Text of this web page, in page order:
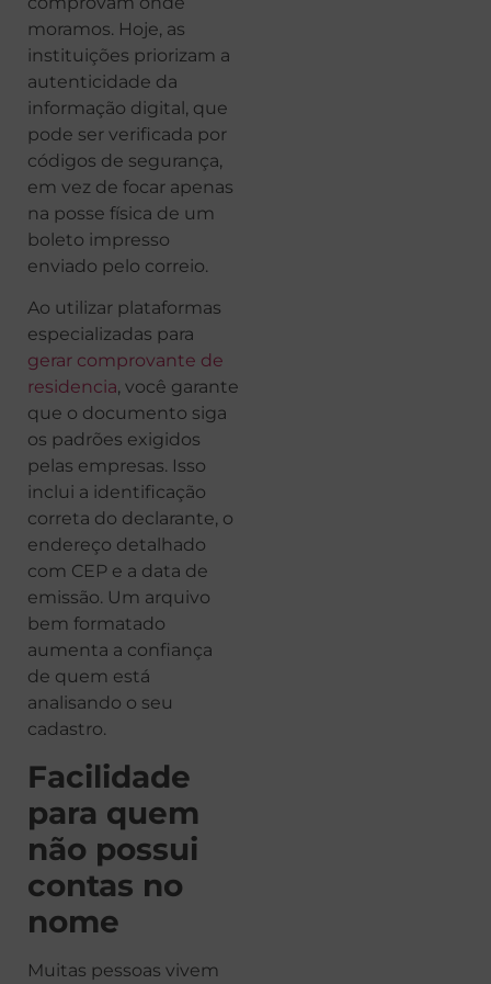
moramos. Hoje, as
instituições priorizam a
autenticidade da
informação digital, que
pode ser verificada por
códigos de segurança,
em vez de focar apenas
na posse física de um
boleto impresso
enviado pelo correio.
Ao utilizar plataformas
especializadas para
gerar comprovante de
residencia, você garante
que o documento siga
os padrões exigidos
pelas empresas. Isso
inclui a identificação
correta do declarante, o
endereço detalhado
com CEP e a data de
emissão. Um arquivo
bem formatado
aumenta a confiança
de quem está
analisando o seu
cadastro.
Facilidade
para quem
não possui
contas no
nome
Muitas pessoas vivem